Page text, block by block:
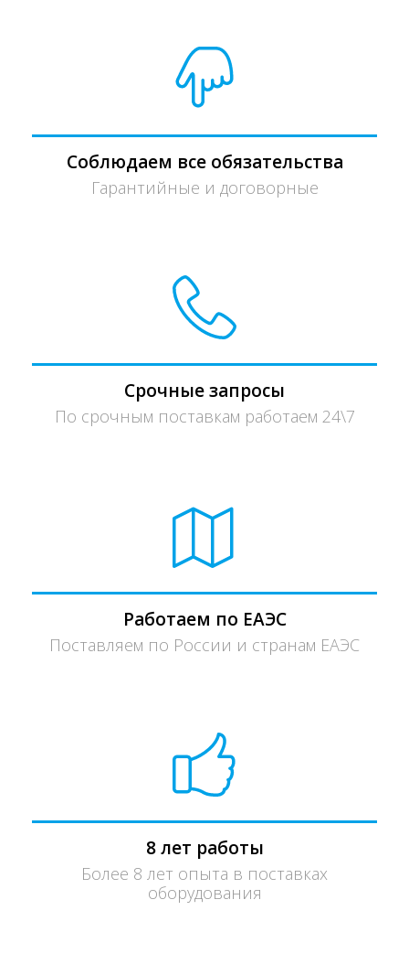
Соблюдаем все обязательства
Гарантийные и договорные
Срочные запросы
По срочным поставкам работаем 24\7
Работаем по ЕАЭС
Поставляем по России и странам ЕАЭС
8 лет работы
Более 8 лет опыта в поставках
оборудования